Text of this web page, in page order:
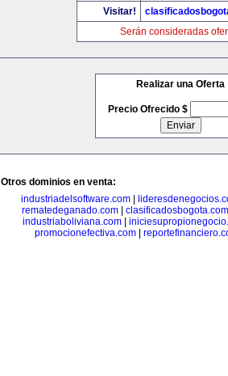
Visitar!
Serán consideradas
Realizar una Oferta
Precio Ofrecido $
Otros dominios en venta:
industriadelsoftware.com
rematedeganado.com| clasificadosbogota.com
industriaboliviana.com|
promocionefectiva.com